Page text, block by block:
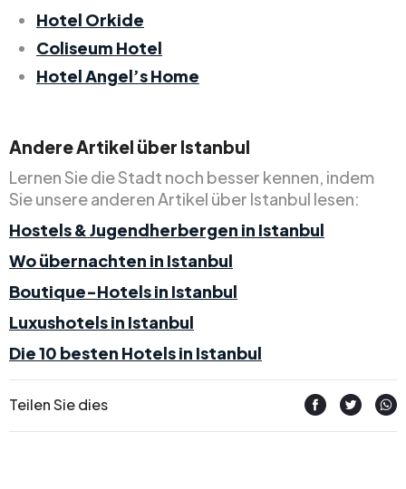
Hotel Orkide
Coliseum Hotel
Hotel Angel’s Home
Andere Artikel über Istanbul
Lernen Sie die Stadt noch besser kennen, indem
Sie unsere anderen Artikel über Istanbul lesen:
Hostels & Jugendherbergen in Istanbul
Wo übernachten in Istanbul
Boutique-Hotels in Istanbul
Luxushotels in Istanbul
Die 10 besten Hotels in Istanbul
Teilen Sie dies